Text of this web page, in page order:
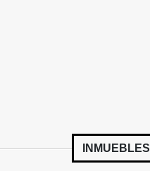
INMUEBLES